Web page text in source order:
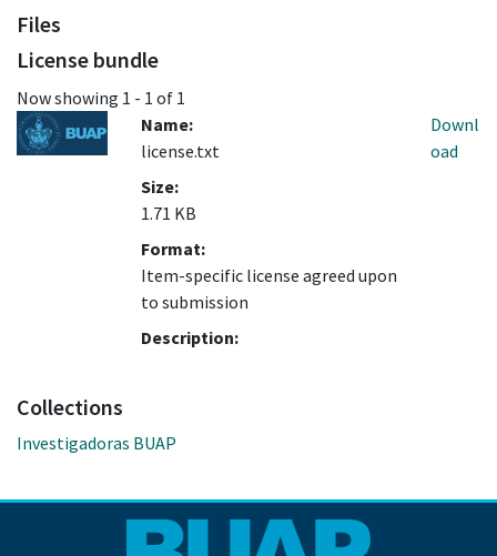
Files
License bundle
Now showing 1 - 1 of 1
Name:
license.txt
Size:
1.71 KB
Format:
Item-specific license agreed upon
to submission
Description:
Downl
oad
Collections
Investigadoras BUAP